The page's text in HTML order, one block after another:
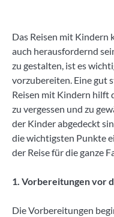
Das Reisen mit Kindern
auch herausfordernd
zu gestalten, ist es
vorzubereiten. Eine gut
Reisen mit Kindern hilft
zu vergessen und zu
der Kinder abgedeckt
die wichtigsten Punkte
der Reise für die ganze
1. Vorbereitungen vor
Die Vorbereitungen